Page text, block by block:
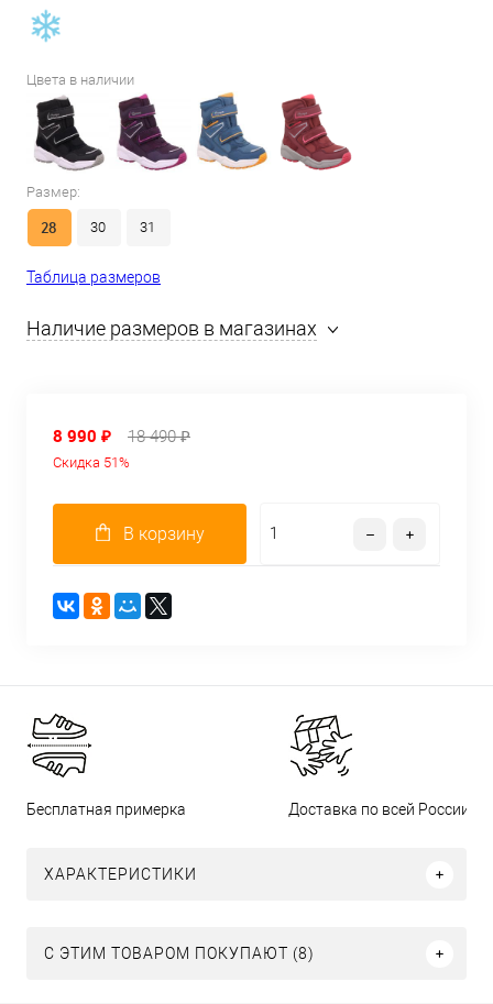
Цвета в наличии
Размер:
28 30 31
Таблица размеров
Наличие размеров в магазинах
8 990 ₽ 18 490 ₽
Скидка 51%
В корзину
Бесплатная примерка Доставка по всей России
ХАРАКТЕРИСТИКИ
С ЭТИМ ТОВАРОМ ПОКУПАЮТ (8)